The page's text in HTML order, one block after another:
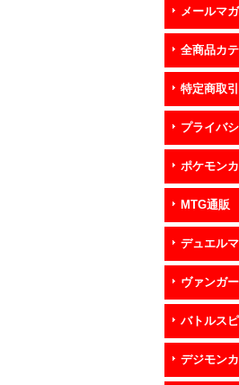
メールマ
全商品カ
特定商取
プライバ
ポケモン
MTG通販
デュエル
ヴァンガ
バトルス
デジモン